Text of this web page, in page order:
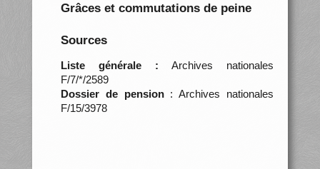
Grâces et commutations de peine
Sources
Liste générale : Archives nationales
F/7/*/2589
Dossier de pension: Archives nationales
F/15/3978